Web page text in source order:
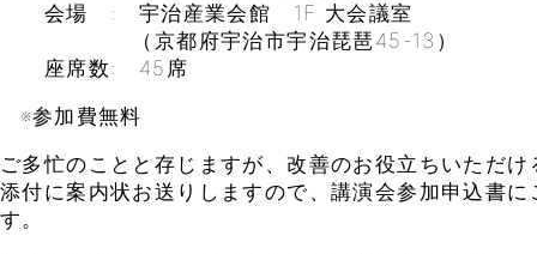
会場 : 宇治産業会館 1F 大会議室
（京都府宇治市宇治琵琶45-13）
座席数: 45席
※参加費無料
ご多忙のことと存じますが、改善のお役立ちいただ
添付に案内状お送りしますので、講演会参加申込書
す。